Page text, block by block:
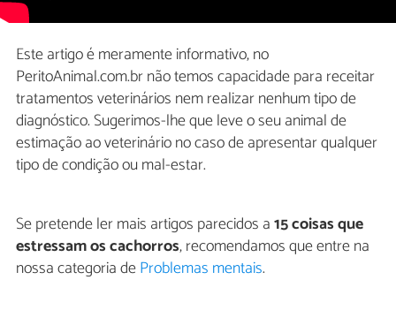
Este artigo é meramente informativo, no
PeritoAnimal.com.br não temos capacidade para receitar
tratamentos veterinários nem realizar nenhum tipo de
diagnóstico. Sugerimos-lhe que leve o seu animal de
estimação ao veterinário no caso de apresentar qualquer
tipo de condição ou mal-estar.
Se pretende ler mais artigos parecidos a15 coisas que
estressam os cachorros, recomendamos que entre na
nossa categoria deProblemas mentais.